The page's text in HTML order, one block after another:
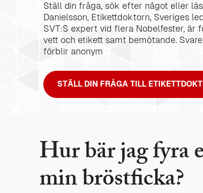
Ställ din fråga, sök efter något eller
Danielsson, Etikettdoktorn, Sveriges
SVT:S expert vid flera Nobelfester, är
vett och etikett samt bemötande.
förblir anonym
STÄLL DIN FRÅGA TILL
Hur bär jag fyra
min bröstficka?